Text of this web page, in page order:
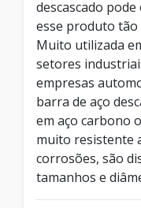
descascado
esse produto
Muito utilizada
setores
empresas
barra de aço
em aço carbono
muito resistente
corrosões, são
tamanhos e